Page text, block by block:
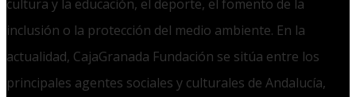
cultura y la educación, el deporte, el fomento de la
inclusión o la protección del medio ambiente. En la
actualidad, CajaGranada Fundación se sitúa entre los
principales agentes sociales y culturales de Andalucía,